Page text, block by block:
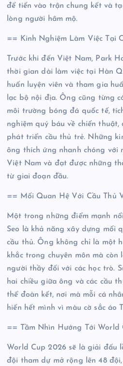
để tiến vào trận chung kết và
lòng người hâm mộ.
== Kinh Nghiệm Làm Việc Tại
Trước khi đến Việt Nam, Park
thời gian dài làm việc tại Hàn
huấn luyện viên và tham gia
lạc bộ nội địa. Ông cũng từng
môi trường bóng đá quốc tế,
nghiệm quý báu về chiến
phát triển cầu thủ trẻ. Những
ông thích ứng nhanh chóng với
Việt Nam và đạt được những
từ giai đoạn đầu.
== Mối Quan Hệ Với Cầu Thủ
Một trong những điểm mạnh
Seo là khả năng xây dựng mối
cầu thủ. Ông không chỉ là một
khắc trong chuyên môn mà
người thầy đối với các học trò.
hai chiều giữa ông và các cầu
thể đoàn kết, nơi mà mỗi cá
hiến hết mình vì màu cờ sắc áo
== Tầm Nhìn Hướng Tới World
World Cup 2026 sẽ là giải đấu
đội tham dự mở rộng lên 48